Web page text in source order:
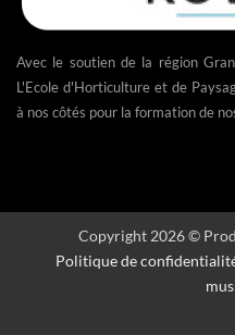
Avec le soutien de la région
L'Ecole d'Horticulture et de
à nos côtés pour la formation de
Copyright 2026 ©
Politique de